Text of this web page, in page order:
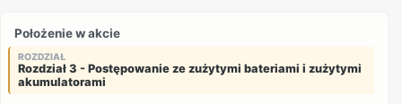
Położenie w akcie
ROZDZIAŁ
Rozdział 3 - Postępowanie ze zużytymi bateriami i zużytymi
akumulatorami